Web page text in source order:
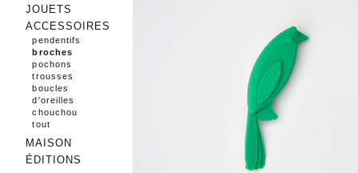
JOUETS
ACCESSOIRES
pendentifs
broches
pochons
trousses
boucles
d'oreilles
chouchou
tout
MAISON
ÉDITIONS